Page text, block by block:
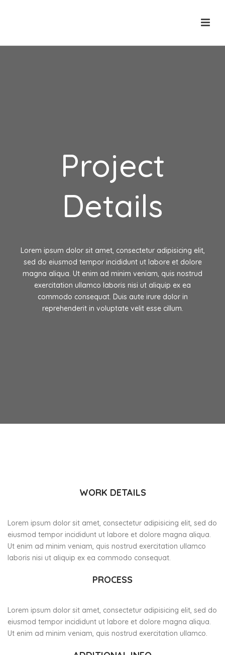
Project
Details
Lorem ipsum dolor sit amet, consectetur adipisicing elit,
sed do eiusmod tempor incididunt ut labore et dolore
magna aliqua. Ut enim ad minim veniam, quis nostrud
exercitation ullamco laboris nisi ut aliquip ex ea
commodo consequat. Duis aute irure dolor in
reprehenderit in voluptate velit esse cillum.
WORK DETAILS
Lorem ipsum dolor sit amet, consectetur adipisicing elit, sed do
eiusmod tempor incididunt ut labore et dolore magna aliqua.
Ut enim ad minim veniam, quis nostrud exercitation ullamco
laboris nisi ut aliquip ex ea commodo consequat.
PROCESS
Lorem ipsum dolor sit amet, consectetur adipisicing elit, sed do
eiusmod tempor incididunt ut labore et dolore magna aliqua.
Ut enim ad minim veniam, quis nostrud exercitation ullamco.